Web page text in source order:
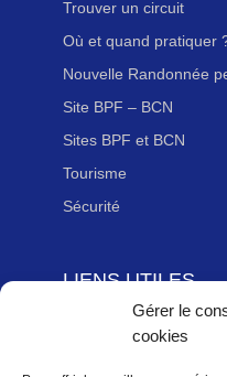
Gérer le
cookies
Trouver un circuit
Où et quand pratiquer
Nouvelle Randonnée
Site BPF – BCN
Sites BPF et BCN
Tourisme
Sécurité
LIENS UTILES
Adhérer à la
Newsletter